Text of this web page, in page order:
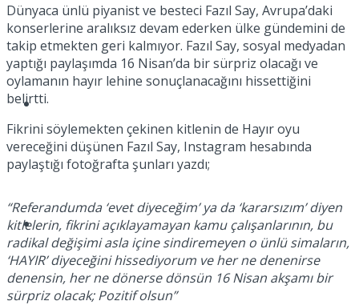
Tatil
Spor
No Result
View All Result
Dünyaca ünlü piyanist ve besteci Fazıl Say, Avrupa’daki
konserlerine aralıksız devam ederken ülke gündemini de
takip etmekten geri kalmıyor. Fazıl Say, sosyal medyadan
yaptığı paylaşımda 16 Nisan’da bir sürpriz olacağı ve
oylamanın hayır lehine sonuçlanacağını hissettiğini
belirtti.
Fikrini söylemekten çekinen kitlenin de Hayır oyu
vereceğini düşünen Fazıl Say, Instagram hesabında
paylaştığı fotoğrafta şunları yazdı;
“Referandumda ‘evet diyeceğim’ ya da ‘kararsızım’ diyen
kitlelerin, fikrini açıklayamayan kamu çalışanlarının, bu
radikal değişimi asla içine sindiremeyen o ünlü simaların,
‘HAYIR’ diyeceğini hissediyorum ve her ne denenirse
denensin, her ne dönerse dönsün 16 Nisan akşamı bir
sürpriz olacak; Pozitif olsun”